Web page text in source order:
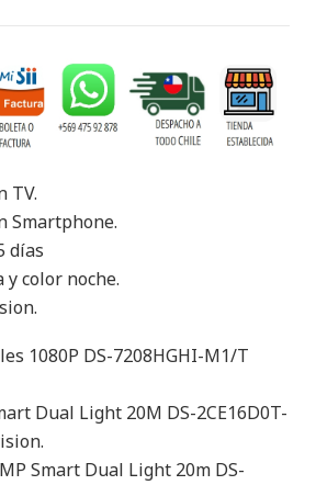
TV.
Smartphone.
días
color noche.
1080P DS-7208HGHI-M1/T
Dual Light 20M DS-2CE16D0T-
Smart Dual Light 20m DS-